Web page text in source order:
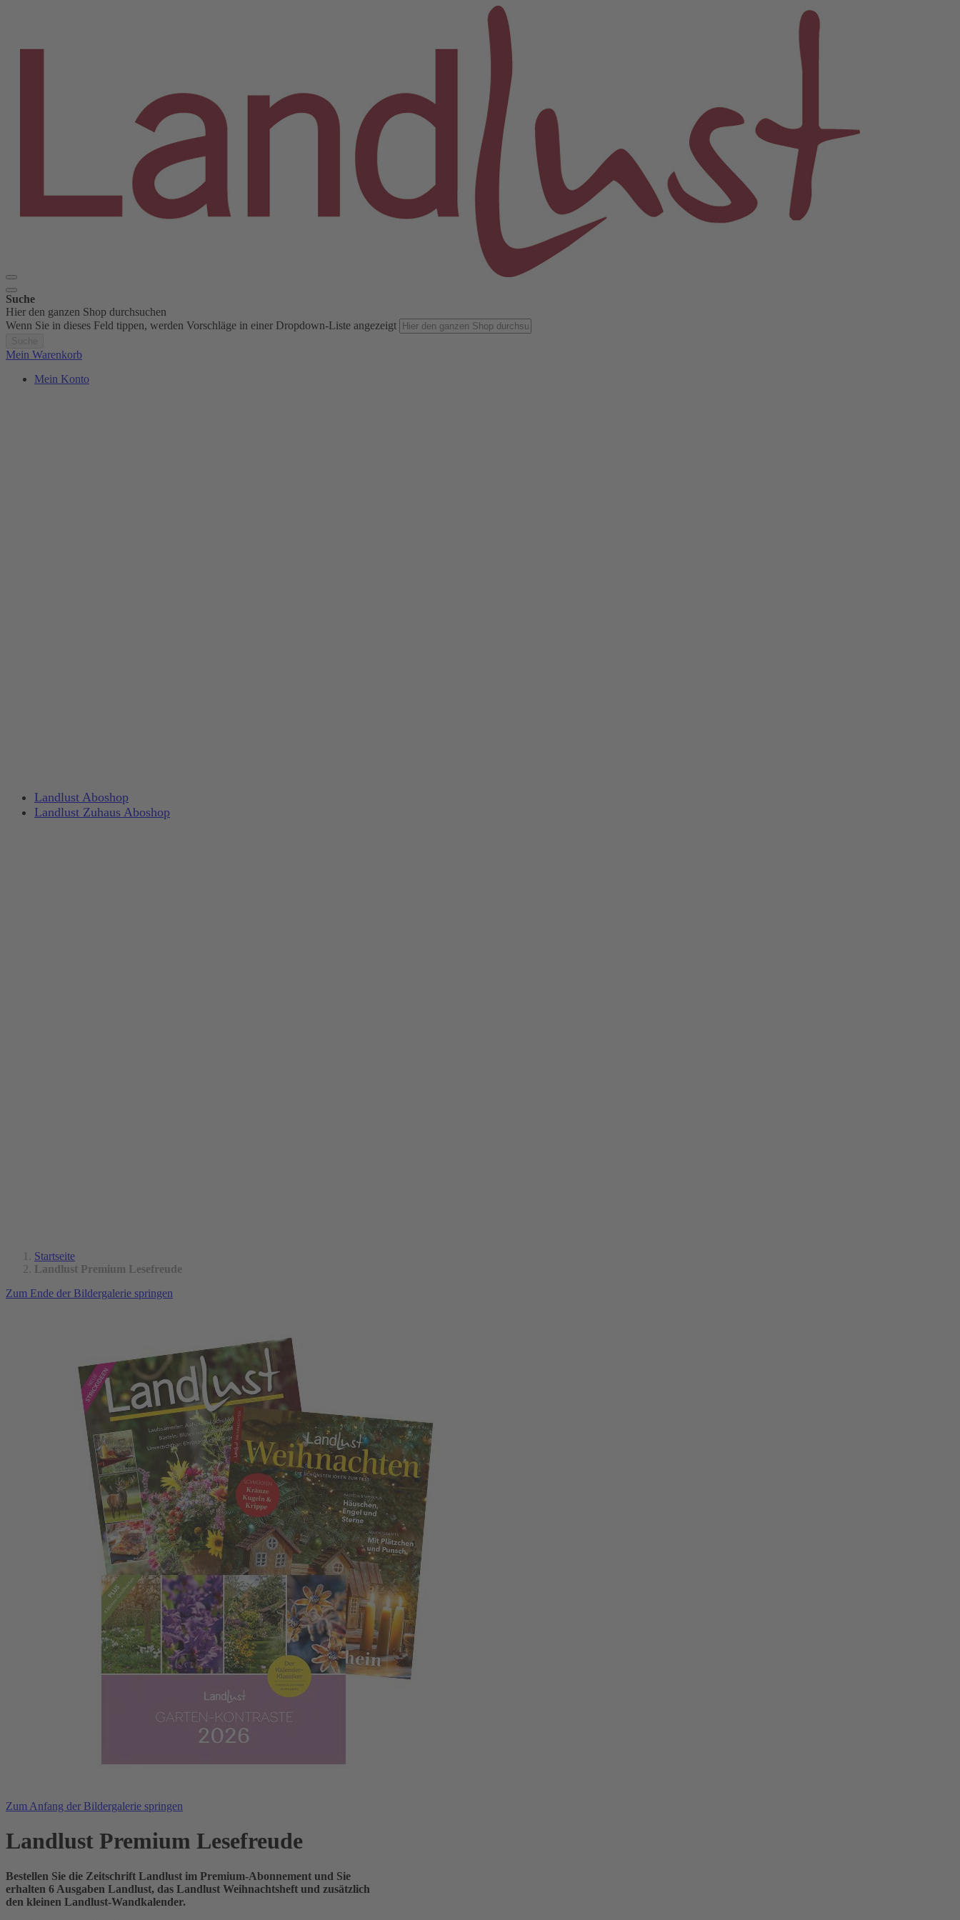
Suche
Hier den ganzen Shop durchsuchen
Wenn Sie in dieses Feld tippen, werden Vorschläge in einer Dropdown-Liste angezeigt
Mein Warenkorb
Mein Konto
Landlust Aboshop
Landlust Zuhaus Aboshop
Startseite
Landlust Premium Lesefreude
Zum Ende der Bildergalerie springen
Zum Anfang der Bildergalerie springen
Landlust Premium Lesefreude
Bestellen Sie die Zeitschrift Landlust im Premium-Abonnement und Sie
erhalten 6 Ausgaben Landlust, das Landlust Weihnachtsheft und zusätzlich
den kleinen Landlust-Wandkalender.